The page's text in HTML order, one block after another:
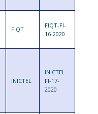
FIQT
FIQT-FI-
16-2020
INICTEL
INICTEL-
FI-17-
2020